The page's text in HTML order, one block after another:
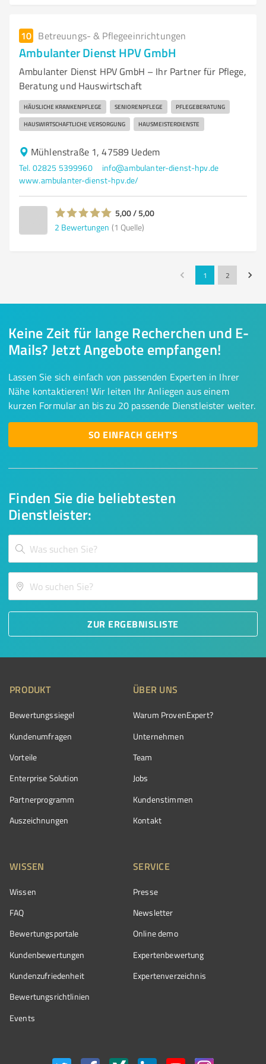
10 Betreuungs- & Pflegeeinrichtungen
Ambulanter Dienst HPV GmbH
Ambulanter Dienst HPV GmbH – Ihr Partner für Pflege,
Beratung und Hauswirtschaft
HÄUSLICHE KRANKENPFLEGE SENIORENPFLEGE PFLEGEBERATUNG
HAUSWIRTSCHAFTLICHE VERSORGUNG HAUSMEISTERDIENSTE
Mühlenstraße 1, 47589 Uedem
Tel. 02825 5399960
info@ambulanter-dienst-hpv.de
www.ambulanter-dienst-hpv.de/
5,00 / 5,00
2 Bewertungen (1 Quelle)
1 2
Finden Sie die beliebtesten
Dienstleister:
ZUR ERGEBNISLISTE
Keine Zeit für lange Recherchen und E-
Mails? Jetzt Angebote empfangen!
Lassen Sie sich einfach von passenden Experten in Ihrer
Nähe kontaktieren! Wir leiten Ihr Anliegen aus einem
kurzen Formular an bis zu 20 passende Dienstleister weiter.
SO EINFACH GEHT'S
PRODUKT
Bewertungssiegel
Kundenumfragen
Vorteile
Enterprise Solution
Partnerprogramm
Auszeichnungen
ÜBER UNS
Warum ProvenExpert?
Unternehmen
Team
Jobs
Kundenstimmen
Kontakt
WISSEN
Wissen
FAQ
Bewertungsportale
Kundenbewertungen
Kundenzufriedenheit
Bewertungs­richtlinien
Events
SERVICE
Presse
Newsletter
Online demo
Expertenbewertung
Expertenverzeichnis